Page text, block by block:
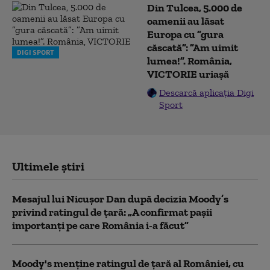
DIGI SPORT
Din Tulcea, 5.000 de
oamenii au lăsat
Europa cu ”gura
căscată”: ”Am uimit
lumea!”. România,
VICTORIE uriașă
Descarcă aplicația Digi
Sport
Ultimele știri
Mesajul lui Nicușor Dan după decizia Moody’s
privind ratingul de țară: „A confirmat pașii
importanți pe care România i-a făcut”
Moody's menține ratingul de țară al României, cu